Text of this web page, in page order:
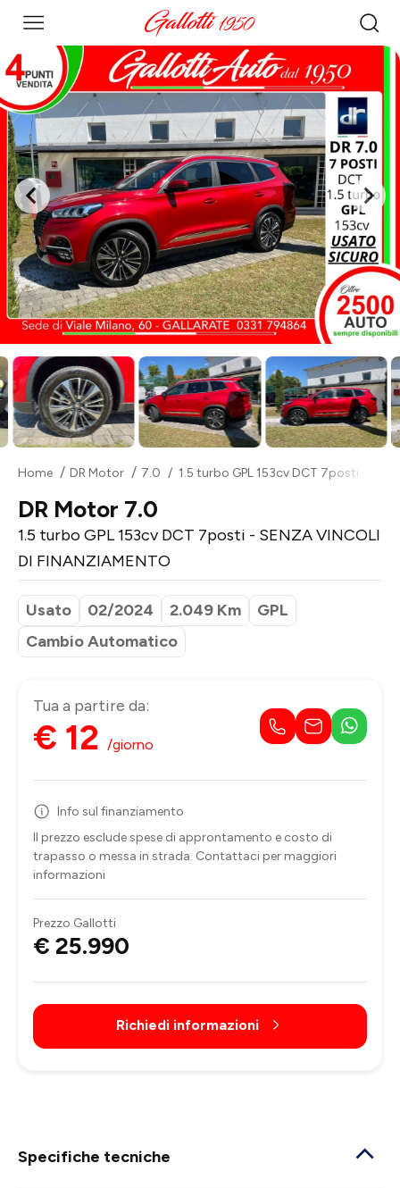
Home DR Motor 7.0 1.5 turbo GPL 153cv DCT 7posti -
DR Motor 7.0
1.5 turbo GPL 153cv DCT 7posti - SENZA VINCOLI
DI FINANZIAMENTO
Usato 02/2024 2.049 Km
GPL
Cambio Automatico
Tua a partire da:
€ 12 /giorno
Info sul finanziamento
Il prezzo esclude spese di approntamento e costo di
trapasso o messa in strada. Contattaci per maggiori
informazioni
Prezzo Gallotti
€ 25.990
Richiedi informazioni
Specifiche tecniche